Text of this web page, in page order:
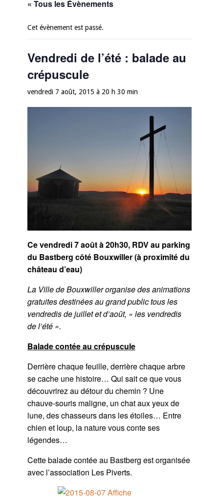
« Tous les Évènements
Cet évènement est passé.
Vendredi de l’été : balade au
crépuscule
vendredi 7 août, 2015 à 20 h 30 min
Ce vendredi 7 août à 20h30, RDV au parking
du Bastberg côté Bouxwiller (à proximité du
château d’eau)
La Ville de Bouxwiller organise des animations
gratuites destinées au grand public tous les
vendredis de juillet et d’août, « les vendredis
de l’été ».
Balade contée au crépuscule
Derrière chaque feuille, derrière chaque arbre
se cache une histoire… Qui sait ce que vous
découvrirez au détour du chemin ? Une
chauve-souris maligne, un chat aux yeux de
lune, des chasseurs dans les étoiles… Entre
chien et loup, la nature vous conte ses
légendes…
Cette balade contée au Bastberg est organisée
avec l’association Les Piverts.